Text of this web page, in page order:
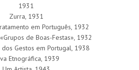
1931
Zurra, 1931
em Português, 1932
de Boas-Festas», 1932
dos Gestos em Portugal, 1938
Etnográfica, 1939